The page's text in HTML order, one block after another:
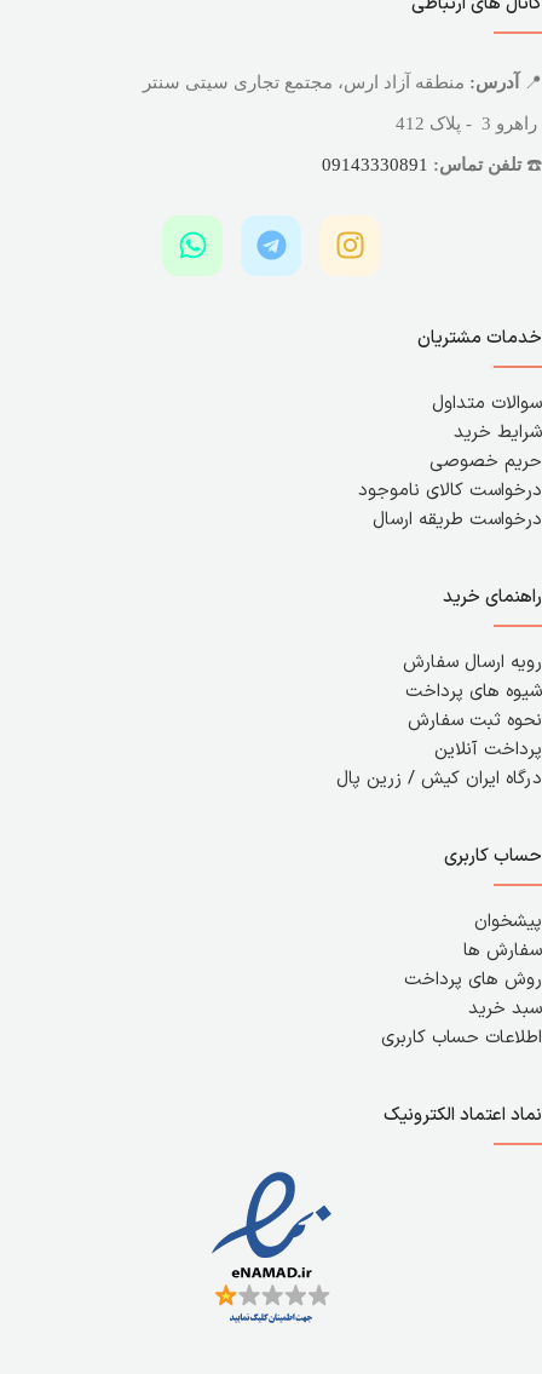
📍 آدرس: منطقه آزاد ارس، مجتمع تجاری سیتی سنتر
راهرو 3 - پلاک 412
☎️تلفن تماس: 09143330891
خدمات مشتریان
سوالات متداول
شرایط خرید
حریم خصوصی
درخواست کالای ناموجود
درخواست طریقه ارسال
راهنمای خرید
رویه ارسال سفارش
شیوه های پرداخت
نحوه ثبت سفارش
پرداخت آنلاین
درگاه ایران کیش / زرین پال
حساب کاربری
پیشخوان
سفارش ها
روش های پرداخت
سبد خرید
اطلاعات حساب کاربری
نماد اعتماد الکترونیک